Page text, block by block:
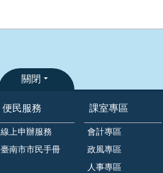
關閉
便民服務
線上申辦服務
臺南市市民手冊
課室專區
會計專區
政風專區
人事專區